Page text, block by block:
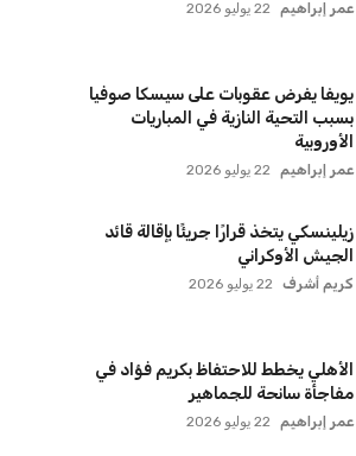
عمر إبراهيم 22 يوليو 2026
يويفا يفرض عقوبات على سيسكا صوفيا
بسبب التحية النازية في المباريات
الأوروبية
عمر إبراهيم 22 يوليو 2026
زيلينسكي يتخذ قرارًا جريئًا بإقالة قائد
الجيش الأوكراني
كريم أشرف 22 يوليو 2026
الأهلي يخطط للاحتفاظ بكريم فؤاد في
مفاجأة سانحة للجماهير
عمر إبراهيم 22 يوليو 2026